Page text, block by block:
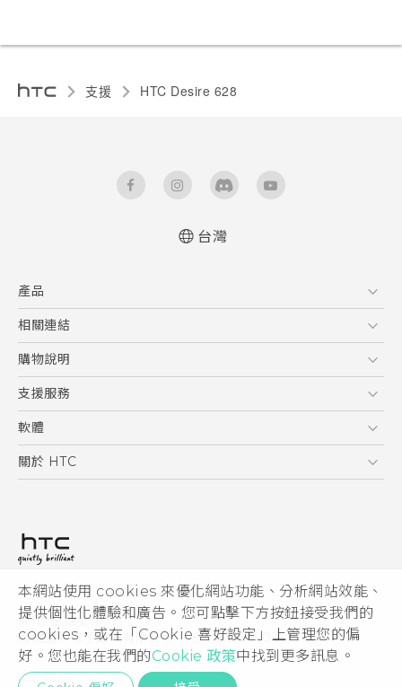
本網站使用 cookies 來優化網站功能、分析網站效能、
提供個性化體驗和廣告。您可點擊下方按鈕接受我們的
cookies，或在「Cookie 喜好設定」上管理您的偏
好。您也能在我們的Cookie 政策中找到更多訊息。
支援 HTC Desire 628‎
台灣
產品
5G
智慧型手機
配件
相關連結
HTC Research
購物說明
購物須知
訂單管理
付款方式
支援服務
到府收送維修服務
服務中心資訊
客戶服務佈告欄
軟體
應用程式
HTC Sync Manager
關於 HTC
投資人
隱私權政策
產品安全性
Cookie
© 2011-2026 HTC Corporation
HTC 法律文件
宏達國際電子股份有限公司 | 統一編號16003518
隱私聯絡:Global-Privacy@htc.com